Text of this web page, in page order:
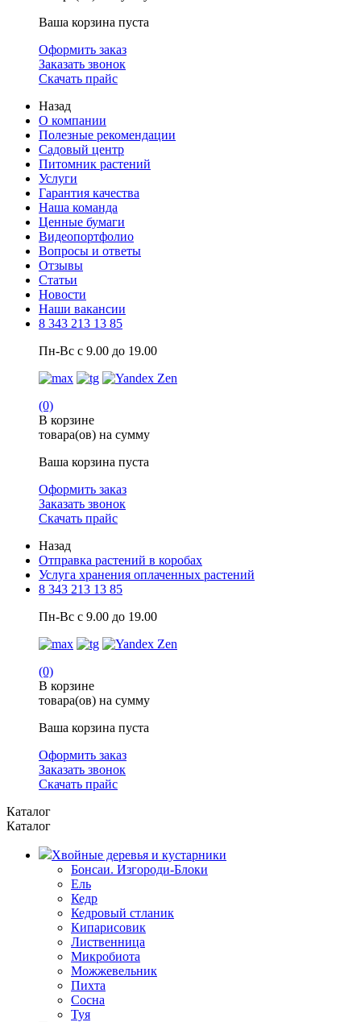
Ваша корзина пуста
Оформить заказ
Заказать звонок
Скачать прайс
Назад
О компании
Полезные рекомендации
Садовый центр
Питомник растений
Услуги
Гарантия качества
Наша команда
Ценные бумаги
Видеопортфолио
Вопросы и ответы
Отзывы
Статьи
Новости
Наши вакансии
8 343 213 13 85
Пн-Вс с 9.00 до 19.00
(0)
В корзине
товара(ов) на сумму
Ваша корзина пуста
Оформить заказ
Заказать звонок
Скачать прайс
Назад
Отправка растений в коробах
Услуга хранения оплаченных растений
8 343 213 13 85
Пн-Вс с 9.00 до 19.00
(0)
В корзине
товара(ов) на сумму
Ваша корзина пуста
Оформить заказ
Заказать звонок
Скачать прайс
Каталог
Каталог
Хвойные деревья и кустарники
Бонсаи. Изгороди-Блоки
Ель
Кедр
Кедровый стланик
Кипарисовик
Лиственница
Микробиота
Можжевельник
Пихта
Сосна
Туя